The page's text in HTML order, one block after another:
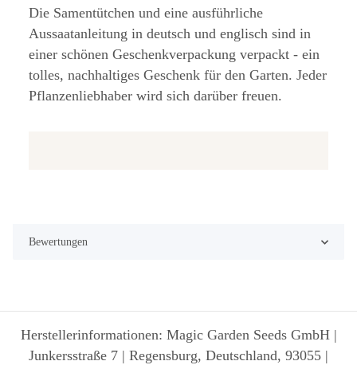
Die Samentütchen und eine ausführliche
Aussaatanleitung in deutsch und englisch sind in
einer schönen Geschenkverpackung verpackt - ein
tolles, nachhaltiges Geschenk für den Garten. Jeder
Pflanzenliebhaber wird sich darüber freuen.
Bewertungen
Herstellerinformationen: Magic Garden Seeds GmbH |
Junkersstraße 7 | Regensburg, Deutschland, 93055 |